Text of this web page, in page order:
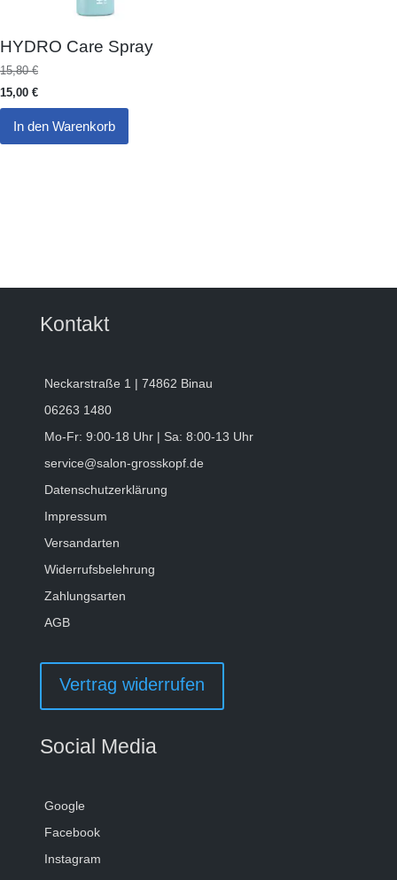
HYDRO Care Spray
15,80€
15,00 €
In den Warenkorb
Kontakt
Neckarstraße 1 | 74862 Binau
06263 1480
Mo-Fr: 9:00-18 Uhr | Sa: 8:00-13 Uhr
service@salon-grosskopf.de
Datenschutzerklärung
Impressum
Versandarten
Widerrufsbelehrung
Zahlungsarten
AGB
Vertrag widerrufen
Social Media
Google
Facebook
Instagram